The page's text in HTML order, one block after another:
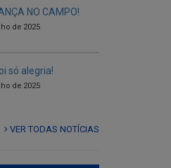
só alegria!
de 2025
VER TODAS NOTÍCIAS